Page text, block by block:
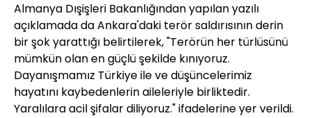
Almanya Dışişleri Bakanlığından yapılan yazılı
açıklamada da Ankara'daki terör saldırısının derin
bir şok yarattığı belirtilerek, "Terörün her türlüsünü
mümkün olan en güçlü şekilde kınıyoruz.
Dayanışmamız Türkiye ile ve düşüncelerimiz
hayatını kaybedenlerin aileleriyle birliktedir.
Yaralılara acil şifalar diliyoruz." ifadelerine yer verildi.